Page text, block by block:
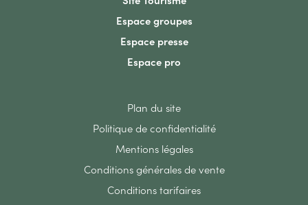
Espace groupes
Espace presse
Espace pro
Plan du site
Politique de confidentialité
Mentions légales
Conditions générales de vente
Conditions tarifaires